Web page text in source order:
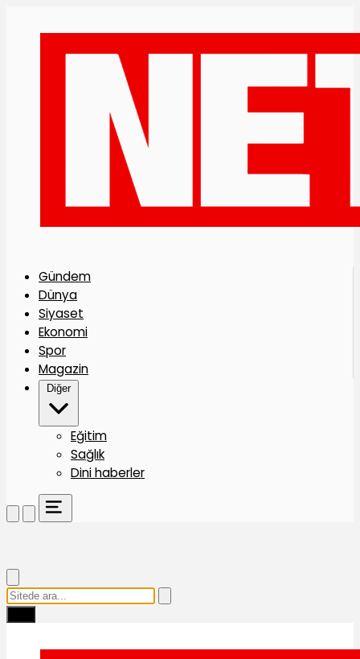
Gündem
Dünya
Siyaset
Ekonomi
Spor
Magazin
Diğer
Eğitim
Sağlık
Dini haberler